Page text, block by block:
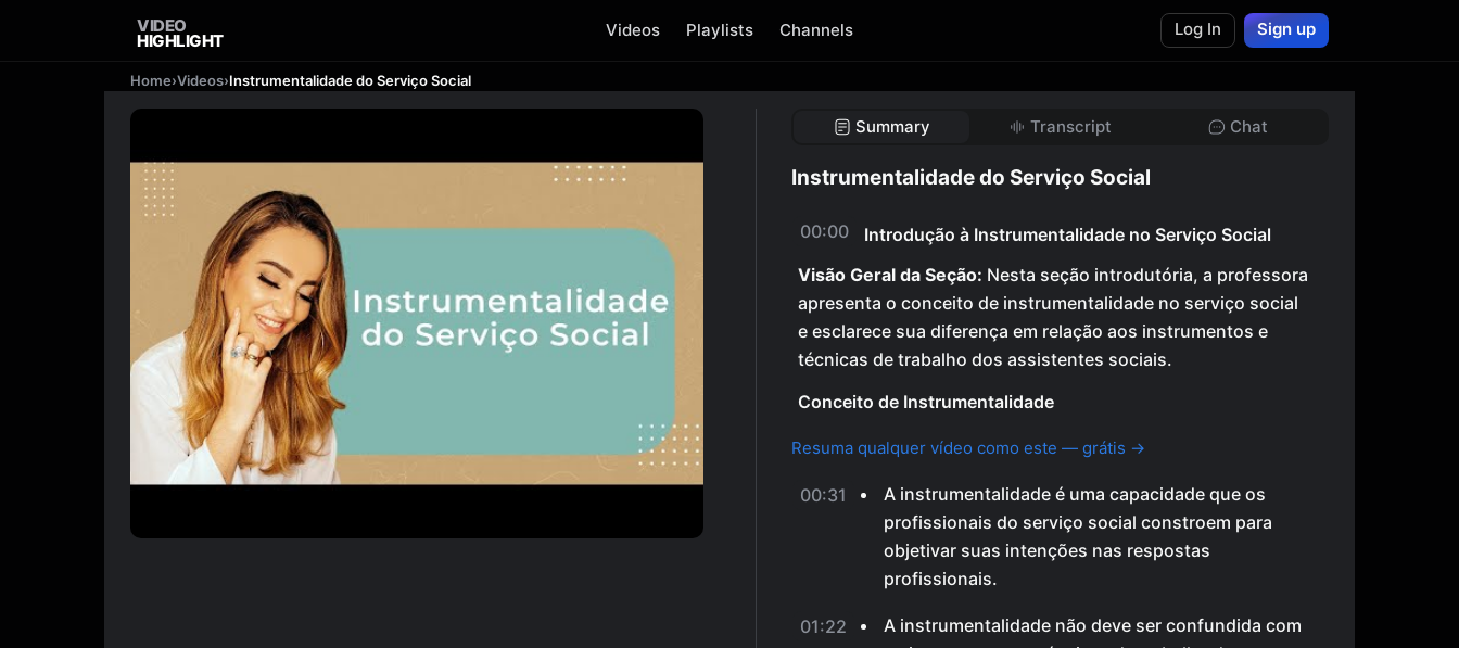
VIDEO
HIGHLIGHT
Videos Playlists Channels Log In Sign up
Home›Videos›Instrumentalidade do Serviço Social
Summary Transcript Chat
Instrumentalidade do Serviço Social
00:00
Introdução à Instrumentalidade no Serviço Social
Visão Geral da Seção: Nesta seção introdutória, a professora
apresenta o conceito de instrumentalidade no serviço social
e esclarece sua diferença em relação aos instrumentos e
técnicas de trabalho dos assistentes sociais.
Conceito de Instrumentalidade
Resuma qualquer vídeo como este — grátis →
00:31
A instrumentalidade é uma capacidade que os
profissionais do serviço social constroem para
objetivar suas intenções nas respostas
profissionais.
01:22
A instrumentalidade não deve ser confundida com